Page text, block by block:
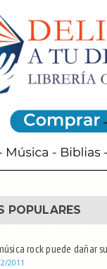
POPULARES
rock puede dañar
2011